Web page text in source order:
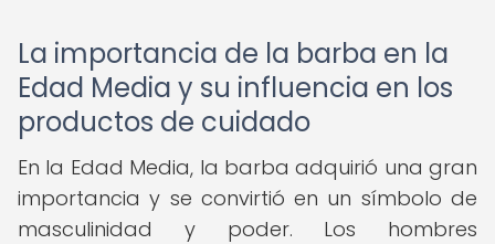
La importancia de la barba en la
Edad Media y su influencia en los
productos de cuidado
En la Edad Media, la barba adquirió una gran
importancia y se convirtió en un símbolo de
masculinidad y poder. Los hombres